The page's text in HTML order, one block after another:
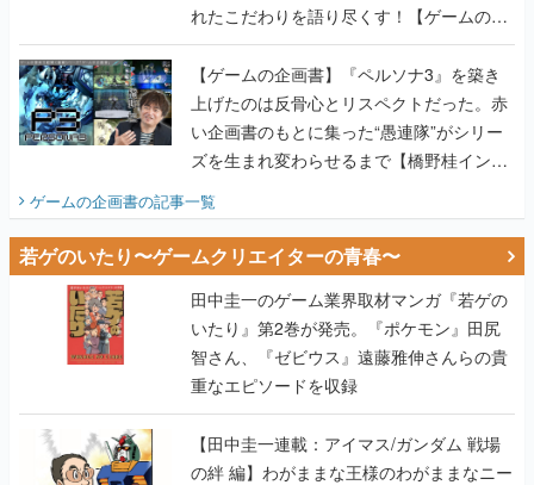
れたこだわりを語り尽くす！【ゲームの企
画書】
【ゲームの企画書】『ペルソナ3』を築き
上げたのは反骨心とリスペクトだった。赤
い企画書のもとに集った“愚連隊”がシリー
ズを生まれ変わらせるまで【橋野桂インタ
ゲームの企画書の記事一覧
若ゲのいたり〜ゲームクリエイターの青春〜
田中圭一のゲーム業界取材マンガ『若ゲの
いたり』第2巻が発売。『ポケモン』田尻
智さん、『ゼビウス』遠藤雅伸さんらの貴
重なエピソードを収録
【田中圭一連載：アイマス/ガンダム 戦場
の絆 編】わがままな王様のわがままなニー